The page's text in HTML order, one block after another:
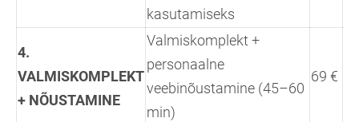
kasutamiseks
4.
VALMISKOMPLEKT
+ NÕUSTAMINE
Valmiskomplekt +
personaalne
veebinõustamine (45–60
min)
69 €